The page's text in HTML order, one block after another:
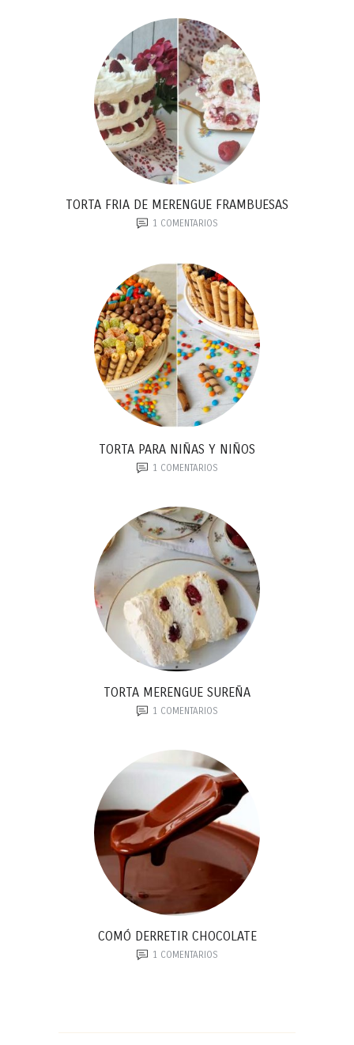
TORTA FRIA DE MERENGUE FRAMBUESAS
1COMENTARIOS
TORTA PARA NIÑAS Y NIÑOS
1COMENTARIOS
TORTA MERENGUE SUREÑA
1 COMENTARIOS
COMÓ DERRETIR CHOCOLATE
1COMENTARIOS